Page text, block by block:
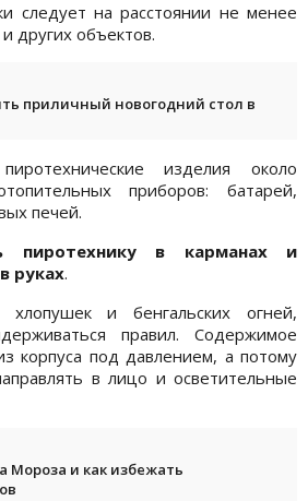
следует на расстоянии не менее
других объектов.
приличный новогодний стол в
изделия около
приборов: батарей,
печей.
пиротехнику в карманах и
руках.
хлопушек и бенгальских огней,
правил. Содержимое
корпуса под давлением, а потому
в лицо и осветительные
Мороза и как избежать